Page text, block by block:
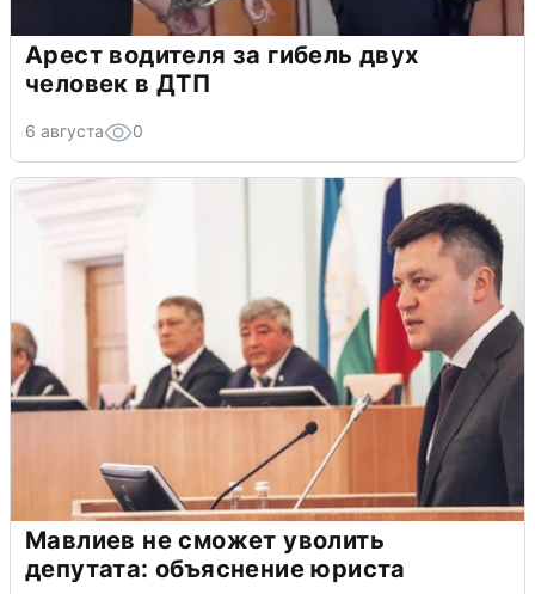
Арест водителя за гибель двух
человек в ДТП
6 августа 0
Мавлиев не сможет уволить
депутата: объяснение юриста